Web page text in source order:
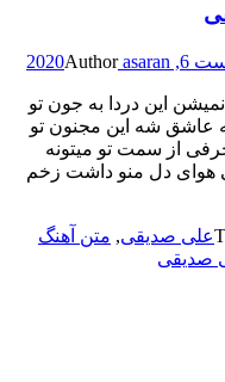
2020
Authorasaran
این دردا به جون تو
عاشق شه این مجنون تو
از سمت تو میتونه
هوای دل منو داشت زخم
علی صدیقی, متن آهنگ
صدیقی